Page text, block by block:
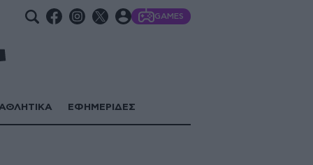
GAMES
ΕΦΗΜΕΡΙΔΕΣ